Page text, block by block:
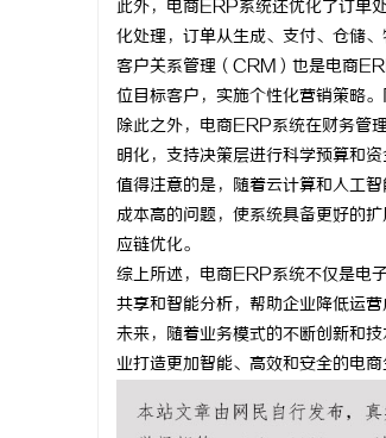
此外，电商ERP系统还优化了订单
化处理，订单从生成、支付、仓储
客户关系管理（CRM）也是电商
位目标客户，实施个性化营销策略
除此之外，电商ERP系统在财务管
明化，支持决策层进行科学预算和资
值得注意的是，随着云计算和人工
成本高的问题，使系统具备更好的
应链优化。
综上所述，电商ERP系统不仅是电
共享和智能分析，帮助企业降低运
未来，随着业务模式的不断创新和
业打造更加智能、高效和安全的电商